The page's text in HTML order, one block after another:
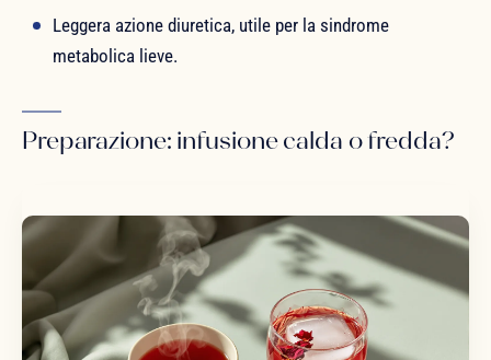
Leggera azione diuretica, utile per la sindrome
metabolica lieve.
Preparazione: infusione calda o fredda?